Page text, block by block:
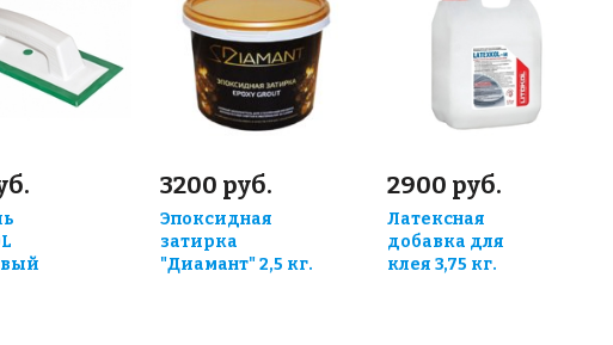
3200 руб.
Эпоксидная
затирка
"Диамант" 2,5 кг.
2900 руб.
Латексная
добавка для
клея 3,75 кг.